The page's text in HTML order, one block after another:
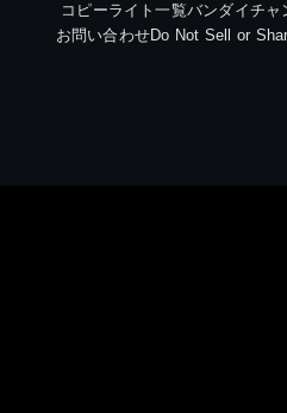
コピーライト一覧バンダイチャ
お問い合わせDo Not Sell or